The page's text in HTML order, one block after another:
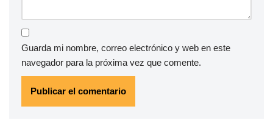
Guarda mi nombre, correo electrónico y web en este
navegador para la próxima vez que comente.